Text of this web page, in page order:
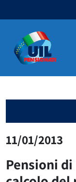
Navigazione
11/01/2013
Pensioni